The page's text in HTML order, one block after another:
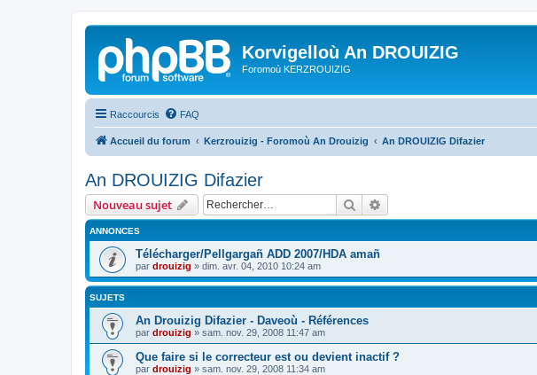
Korvigelloù An DROUIZIG
Foromoù KERZROUIZIG
Raccourcis FAQ
Accueil du forum Kerzrouizig - Foromoù An Drouizig An DROUIZIG Difazier
An DROUIZIG Difazier
Nouveau sujet Rechercher
ANNONCES
Télécharger/Pellgargañ ADD 2007/HDA amañ
par drouizig » dim. avr. 04, 2010 10:24 am
SUJETS
An Drouizig Difazier - Daveoù - Références
par drouizig » sam. nov. 29, 2008 11:47 am
Que faire si le correcteur est ou devient inactif ?
par drouizig » sam. nov. 29, 2008 11:34 am